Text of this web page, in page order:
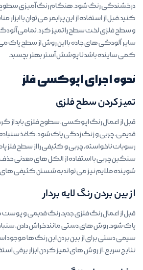
درخشندگی رنگ شود. هنگام رنگ آمیزی سطوح
کنید.قبل از استفاده از این پرایمر می توان با
و سطح فلزی لخت سطح را تمیز کرد. تمامی
سایر آلودگی های جاده با این روش از سطح پاک می
کمی ساینده باشد تا پوشش آستر بهتر بچسبد.
نحوه اجرای اپوکسی فلز
تمیز کردن سطح فلزی
قبل از اعمال رنگ اپوکسی، سطوح فلزی باید از گرد
قدیمی، چربی و زنگ زدگی پاک شود. کاغذ سنباده یا
رسوبات ناخواسته، چربی و کثیفی را از سطح فلز
سنگین چربی با استفاده از الکل های معدنی
شوینده ملایم نیز می تواند به شستن کثیفی
از بین بردن رنگ لایه بردار
قبل از اعمال رنگ فلزی جدید، رنگ قدیمی و پوست
پاک شود. روش های دستی مانند خراش دادن،
سیمی دستی برای از بین بردن این رنگ ها موجود
نتایج سریع، از روش های تمیز کردن ابزار برقی